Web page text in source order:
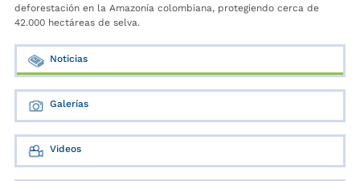
deforestación en la Amazonía colombiana, protegiendo cerca de
42.000 hectáreas de selva.
Noticias
Galerías
Videos